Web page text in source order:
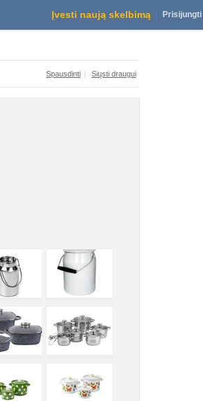
Įvesti naują skelbimą Prisijungti
Spausdinti | Siųsti draugui